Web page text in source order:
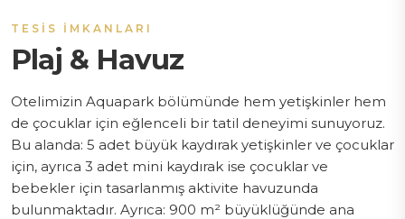
TESIS İMKANLARI
Plaj & Havuz
Otelimizin Aquapark bölümünde hem yetişkinler hem
de çocuklar için eğlenceli bir tatil deneyimi sunuyoruz.
Bu alanda: 5 adet büyük kaydırak yetişkinler ve çocuklar
için, ayrıca 3 adet mini kaydırak ise çocuklar ve
bebekler için tasarlanmış aktivite havuzunda
bulunmaktadır. Ayrıca: 900 m² büyüklüğünde ana